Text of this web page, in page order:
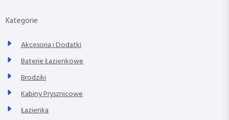
Kategorie
Akcesoria i Dodatki
Baterie Łazienkowe
Brodziki
Kabiny Prysznicowe
Łazienka